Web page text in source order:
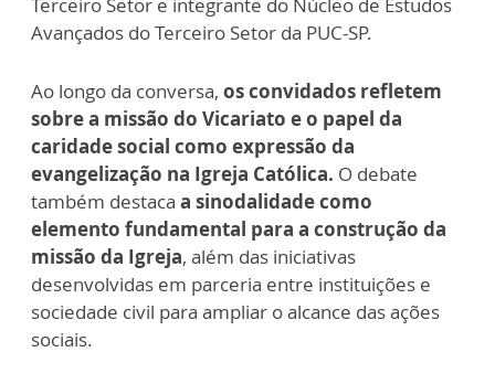
Terceiro Setor e integrante do Núcleo de Estudos
Avançados do Terceiro Setor da PUC-SP.
Ao longo da conversa, os convidados refletem
sobre a missão do Vicariato e o papel da
caridade social como expressão da
evangelização na Igreja Católica. O debate
também destaca a sinodalidade como
elemento fundamental para a construção da
missão da Igreja, além das iniciativas
desenvolvidas em parceria entre instituições e
sociedade civil para ampliar o alcance das ações
sociais.